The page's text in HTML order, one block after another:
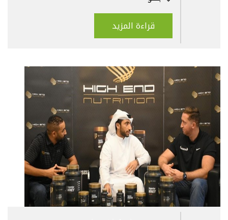
قراءة المزيد